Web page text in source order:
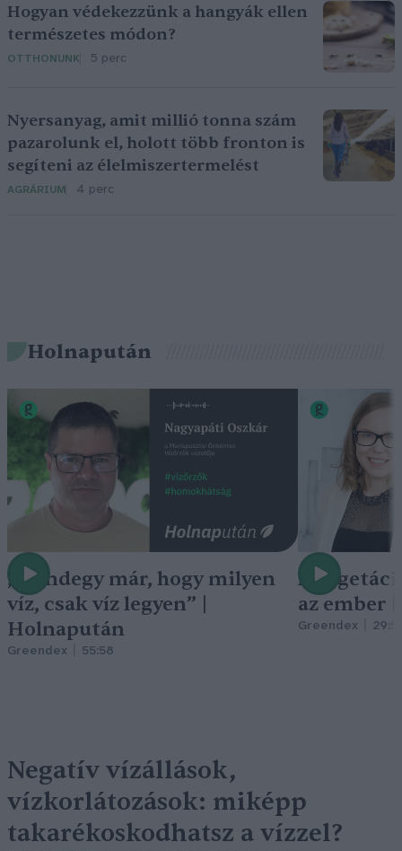
Hogyan védekezzünk a hangyák ellen
természetes módon?
OTTHONUNK 5 perc
Nyersanyag, amit millió tonna szám
pazarolunk el, holott több fronton is
segíteni az élelmiszertermelést
AGRÁRIUM 4 perc
Holnapután
„Mindegy már, hogy milyen
víz, csak víz legyen” |
Holnapután
Greendex 55:58
A
az ember
Greendex
Negatív vízállások,
vízkorlátozások: miképp
takarékoskodhatsz a vízzel?